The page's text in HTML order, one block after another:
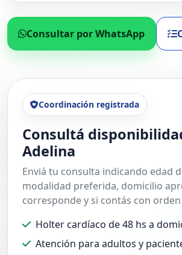
Consultar por WhatsApp
Coordinación registrada
Consultá
Adelina
Enviá tu consulta indicando edad
modalidad preferida, domicilio
corresponde y si contás con
Holter cardíaco de 48 hs a
Atención para adultos y